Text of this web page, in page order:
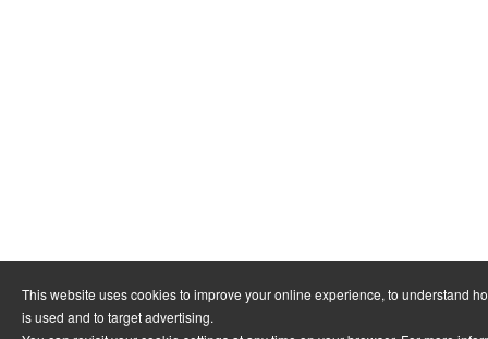
This website uses cookies to improve your online experience, to understand
is used and to target advertising.